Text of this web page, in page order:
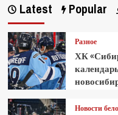
Latest Popular
Разное
ХК
Новости